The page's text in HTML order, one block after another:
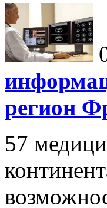
регион
57